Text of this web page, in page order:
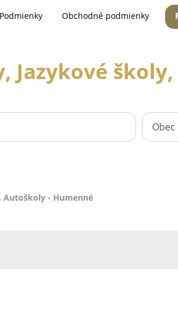
Podmienky Obchodné podmienky
Jazykové
Autoškoly - Humenné